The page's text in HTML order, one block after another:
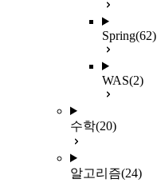
Spring(62)
WAS(2)
수학(20)
알고리즘(24)